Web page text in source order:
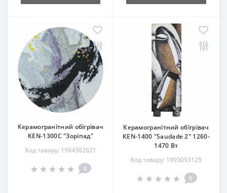
Керамогранітний обігрівач
KEN-1300С "Зоріпад"
Код товару: 1994382621
0
Керамогранітний обігрівач
KEN-1400 "Saudade 2" 1260-
1470 Вт
Код товару: 1993093125
0